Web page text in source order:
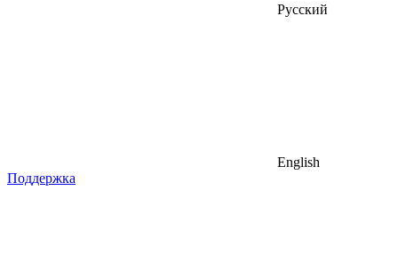
Русский
English
Поддержка